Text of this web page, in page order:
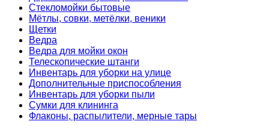
Стекломойки бытовые
Мётлы, совки, метёлки, веники
Щетки
Ведра
Ведра для мойки окон
Телескопические штанги
Инвентарь для уборки на улице
Дополнительные приспособления
Инвентарь для уборки пыли
Сумки для клининга
Флаконы, распылители, мерные тары